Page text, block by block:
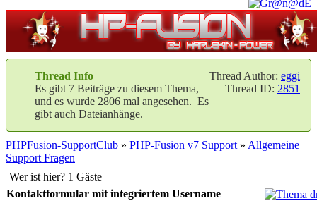
Thread Author: eggi
Thread ID: 2851
Thread Info
Es gibt 7 Beiträge zu diesem Thema,
und es wurde 2806 mal angesehen. Es
gibt auch Dateianhänge.
PHPFusion-SupportClub » PHP-Fusion v7 Support » Allgemeine
Support Fragen
Wer ist hier? 1 Gäste
Kontaktformular mit integriertem Username